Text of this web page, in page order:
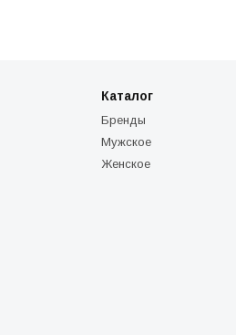
Каталог
Бренды
Мужское
Женское